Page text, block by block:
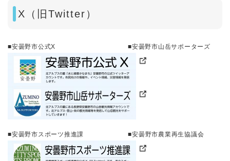
X（旧Twitter）
■安曇野市公式X ■安曇野市山岳サポーターズ
■安曇野市スポーツ推進課 ■安曇野市農業再生協議会